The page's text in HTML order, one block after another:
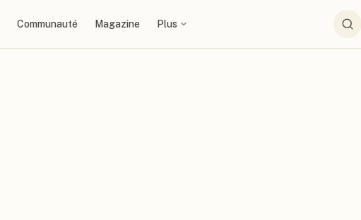
Communauté Magazine Plus